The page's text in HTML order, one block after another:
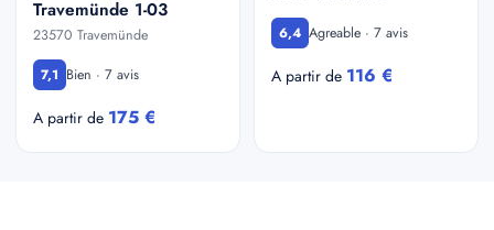
Travemünde 1-03
23570 Travemünde
7,1 Bien · 7 avis
A partir de 175 €
6,4 Agreable · 7 avis
A partir de 116 €